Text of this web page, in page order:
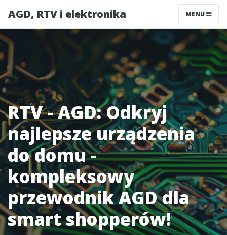
AGD, RTV i elektronika MENU
RTV - AGD: Odkryj
najlepsze urządzenia
do domu -
kompleksowy
przewodnik AGD dla
smart shopperów!